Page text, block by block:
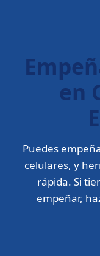
en
Puedes
celulares, y
rápida. Si
empeñar,